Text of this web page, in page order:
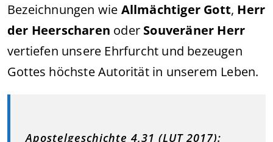
Bezeichnungen wie Allmächtiger Gott, Herr
der Heerscharen oder Souveräner Herr
vertiefen unsere Ehrfurcht und bezeugen
Gottes höchste Autorität in unserem Leben.
Apostelgeschichte 4,31 (LUT 2017):